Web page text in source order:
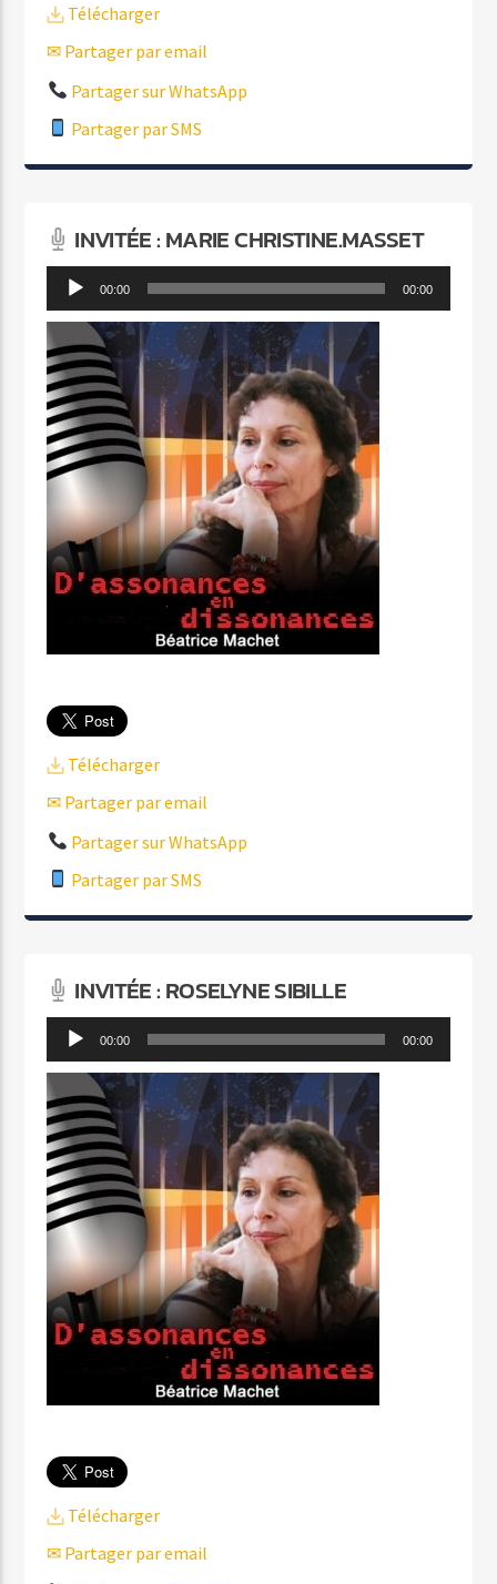
Télécharger
✉ Partager par email
Partager sur WhatsApp
Partager par SMS
INVITÉE : MARIE CHRISTINE.MASSET
Lecteur 00:00 00:00
Télécharger
✉ Partager par email
Partager sur WhatsApp
Partager par SMS
INVITÉE : ROSELYNE SIBILLE
Lecteur 00:00 00:00
Télécharger
✉ Partager par email